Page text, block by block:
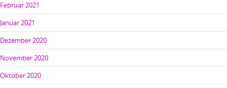
Februar 2021
Januar 2021
Dezember 2020
November 2020
Oktober 2020